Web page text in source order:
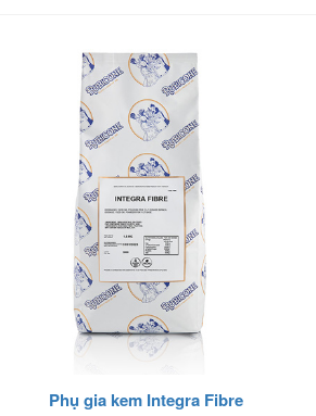
Phụ gia kem Integra Fibre